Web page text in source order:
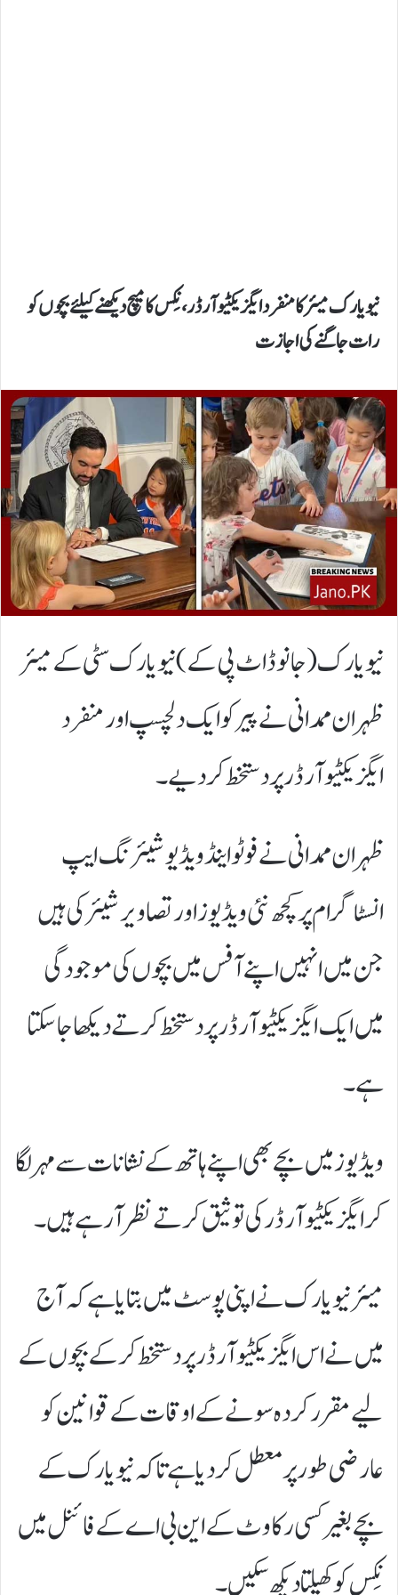
نیویارک میئر کا منفرد ایگزیکٹیو آرڈر،نِکس کا میچ دیکھنے کیلئے بچوں کو
رات جاگنے کی اجازت
نیو یارک(جانوڈاٹ پی کے)نیو یارک سٹی کے میئر
ظہران ممدانی نے پیر کو ایک دلچسپ اور منفرد
ایگزیکٹیو آرڈر پر دستخط کر دیے۔
ظہران ممدانی نے فوٹو اینڈ ویڈیو شیئرنگ ایپ
انسٹاگرام پر کچھ نئی ویڈیوز اور تصاویر شیئر کی ہیں
جن میں انہیں اپنے آفس میں بچوں کی موجودگی
میں ایک ایگزیکٹیو آرڈر پر دستخط کرتے دیکھا جا سکتا
ہے۔
ویڈیوز میں بچے بھی اپنے ہاتھ کے نشانات سے مہر لگا
کر ایگزیکٹیو آرڈر کی توثیق کرتے نظر آ رہے ہیں۔
میئر نیویارک نے اپنی پوسٹ میں بتایا ہے کہ آج
میں نے اس ایگزیکٹیو آرڈر پر دستخط کر کے بچوں کے
لیے مقرر کردہ سونے کے اوقات کے قوانین کو
عارضی طور پر معطل کر دیا ہے تاکہ نیویارک کے
بچے بغیر کسی رکاوٹ کے این بی اے کے فائنل میں
نِکس کو کھیلتا دیکھ سکیں۔